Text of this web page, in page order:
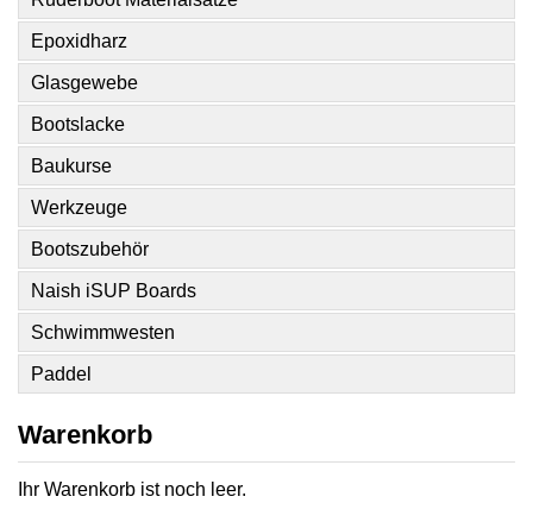
Epoxidharz
Glasgewebe
Bootslacke
Baukurse
Werkzeuge
Bootszubehör
Naish iSUP Boards
Schwimmwesten
Paddel
Warenkorb
Ihr Warenkorb ist noch leer.